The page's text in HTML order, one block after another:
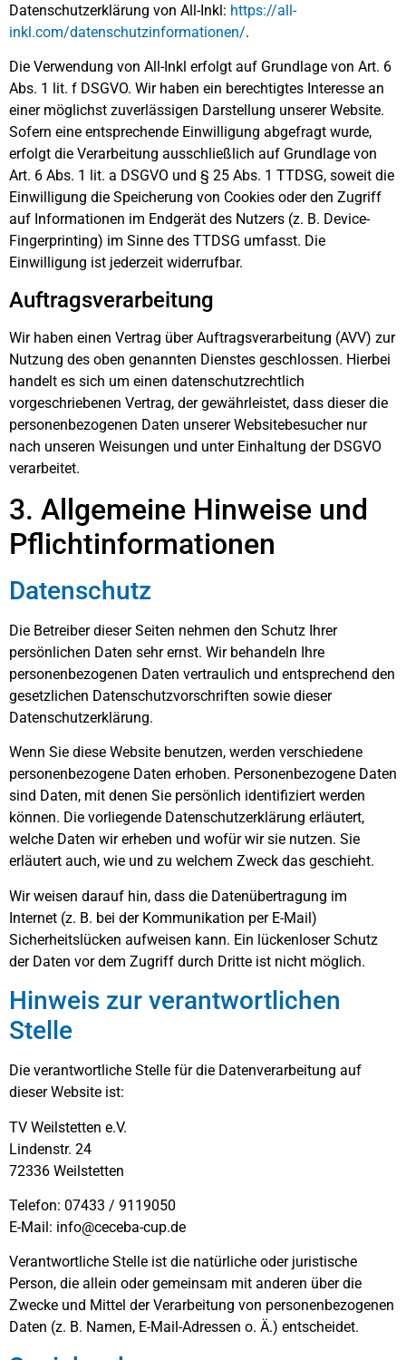
Datenschutzerklärung von All-Inkl: https://all-
inkl.com/datenschutzinformationen/.
Die Verwendung von All-Inkl erfolgt auf Grundlage von Art. 6
Abs. 1 lit. f DSGVO. Wir haben ein berechtigtes Interesse an
einer möglichst zuverlässigen Darstellung unserer Website.
Sofern eine entsprechende Einwilligung abgefragt wurde,
erfolgt die Verarbeitung ausschließlich auf Grundlage von
Art. 6 Abs. 1 lit. a DSGVO und § 25 Abs. 1 TTDSG, soweit die
Einwilligung die Speicherung von Cookies oder den Zugriff
auf Informationen im Endgerät des Nutzers (z. B. Device-
Fingerprinting) im Sinne des TTDSG umfasst. Die
Einwilligung ist jederzeit widerrufbar.
Auftragsverarbeitung
Wir haben einen Vertrag über Auftragsverarbeitung (AVV) zur
Nutzung des oben genannten Dienstes geschlossen. Hierbei
handelt es sich um einen datenschutzrechtlich
vorgeschriebenen Vertrag, der gewährleistet, dass dieser die
personenbezogenen Daten unserer Websitebesucher nur
nach unseren Weisungen und unter Einhaltung der DSGVO
verarbeitet.
3. Allgemeine Hinweise und
Pflicht­informationen
Datenschutz
Die Betreiber dieser Seiten nehmen den Schutz Ihrer
persönlichen Daten sehr ernst. Wir behandeln Ihre
personenbezogenen Daten vertraulich und entsprechend den
gesetzlichen Datenschutzvorschriften sowie dieser
Datenschutzerklärung.
Wenn Sie diese Website benutzen, werden verschiedene
personenbezogene Daten erhoben. Personenbezogene Daten
sind Daten, mit denen Sie persönlich identifiziert werden
können. Die vorliegende Datenschutzerklärung erläutert,
welche Daten wir erheben und wofür wir sie nutzen. Sie
erläutert auch, wie und zu welchem Zweck das geschieht.
Wir weisen darauf hin, dass die Datenübertragung im
Internet (z. B. bei der Kommunikation per E-Mail)
Sicherheitslücken aufweisen kann. Ein lückenloser Schutz
der Daten vor dem Zugriff durch Dritte ist nicht möglich.
Hinweis zur verantwortlichen
Stelle
Die verantwortliche Stelle für die Datenverarbeitung auf
dieser Website ist:
TV Weilstetten e.V.
Lindenstr. 24
72336 Weilstetten
Telefon: 07433 / 9119050
E-Mail: info@ceceba-cup.de
Verantwortliche Stelle ist die natürliche oder juristische
Person, die allein oder gemeinsam mit anderen über die
Zwecke und Mittel der Verarbeitung von personenbezogenen
Daten (z. B. Namen, E-Mail-Adressen o. Ä.) entscheidet.